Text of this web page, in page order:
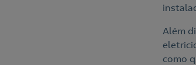
Além
como